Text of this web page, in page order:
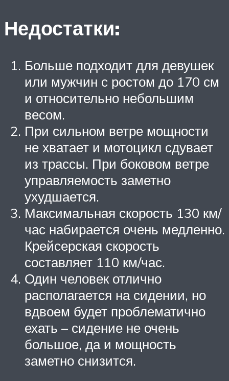
Недостатки:
Больше подходит для девушек
или мужчин с ростом до 170 см
и относительно небольшим
весом.
При сильном ветре мощности
не хватает и мотоцикл сдувает
из трассы. При боковом ветре
управляемость заметно
ухудшается.
Максимальная скорость 130 км/
час набирается очень медленно.
Крейсерская скорость
составляет 110 км/час.
Один человек отлично
располагается на сидении, но
вдвоем будет проблематично
ехать – сидение не очень
большое, да и мощность
заметно снизится.